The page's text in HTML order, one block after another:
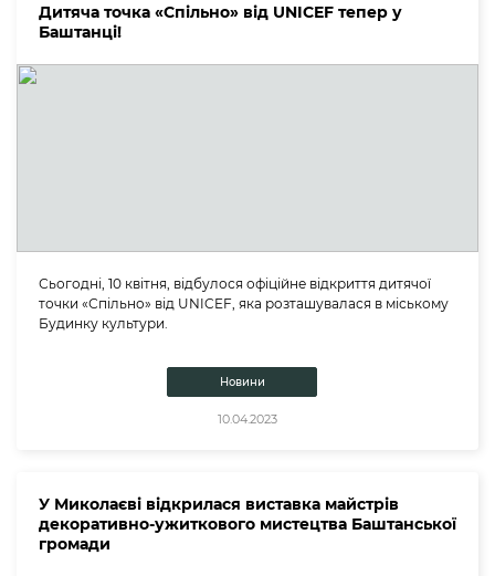
Дитяча точка «Спільно» від UNICEF тепер у
Баштанці!
Сьогодні, 10 квітня, відбулося офіційне відкриття дитячої
точки «Спільно» від UNICEF, яка розташувалася в міському
Будинку культури.
Новини
10.04.2023
У Миколаєві відкрилася виставка майстрів
декоративно-ужиткового мистецтва Баштанської
громади